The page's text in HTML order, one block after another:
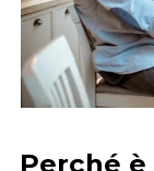
Perché